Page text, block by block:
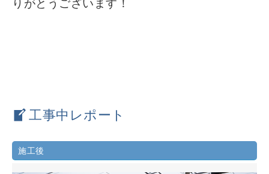
りがとうございます！
工事中レポート
施工後